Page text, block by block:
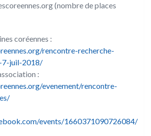
(nombre de places
coréennes :
rencontre-recherche-
7-juil-2018/
:
evenement/rencontre-
events/1660371090726084/